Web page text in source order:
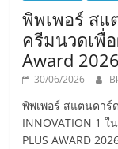
พิพเพอร์ สแ
ครีมนวดเพื่
Award 2026
30/06/2026
พิพเพอร์ สแตนดาร์ด
INNOVATION 1 ใ
PLUS AWARD